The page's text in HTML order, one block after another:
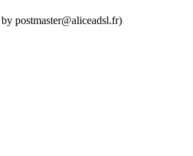
postmaster@aliceadsl.fr)